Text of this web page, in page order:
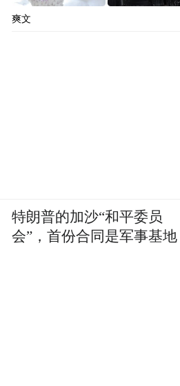
爽文
特朗普的加沙“和平委员
会”，首份合同是军事基地